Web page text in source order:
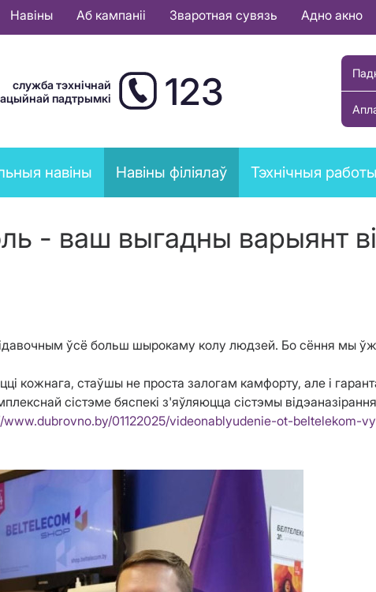
Навіны Аб кампаніі Зваротная сувязь Адно акно
служба тэхнічнай
падтрымкі
123
навіны Навіны філіялаў Тэхнічныя
- ваш выгадны варыянт
ўсё больш шырокаму колу людзей. Бо сёння мы
кожнага, стаўшы не проста залогам камфорту, але і
сістэме бяспекі з'яўляюцца сістэмы
www.dubrovno.by/01122025/videonablyudenie-ot-beltelekom-